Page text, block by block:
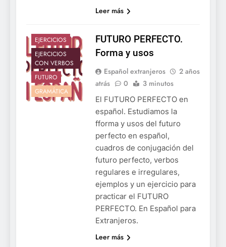
Leer más
EJERCICIOS
EJERCICIOS
CON VERBOS
FUTURO
GRAMÁTICA
FUTURO PERFECTO.
Forma y usos
Español extranjeros
2 años
atrás
0 3 minutos
El FUTURO PERFECTO en
español. Estudiamos la
fforma y usos del futuro
perfecto en español,
cuadros de conjugación del
futuro perfecto, verbos
regulares e irregulares,
ejemplos y un ejercicio para
practicar el FUTURO
PERFECTO. En Español para
Extranjeros.
Leer más